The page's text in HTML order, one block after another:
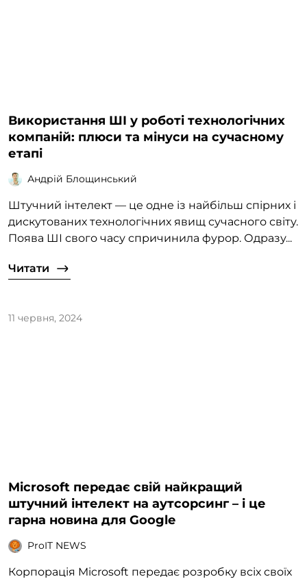
Використання ШІ у роботі технологічних
компаній: плюси та мінуси на сучасному
етапі
Андрій Блощинський
Штучний інтелект — це одне із найбільш спірних і
дискутованих технологічних явищ сучасного світу.
Поява ШІ свого часу спричинила фурор. Одразу...
Читати
11 червня, 2024
Microsoft передає свій найкращий
штучний інтелект на аутсорсинг – і це
гарна новина для Google
ProIT NEWS
Корпорація Microsoft передає розробку всіх своїх